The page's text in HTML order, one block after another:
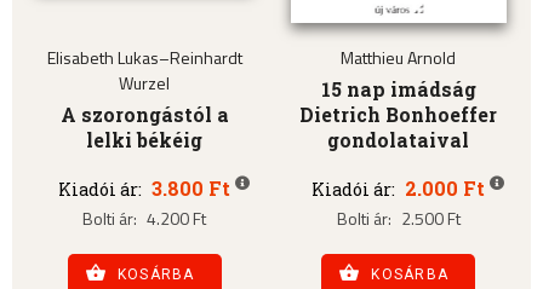
Elisabeth Lukas–Reinhardt
Wurzel
A szorongástól a
lelki békéig
Kiadói ár: 3.800 Ft
Bolti ár: 4.200 Ft
KOSÁRBA
Matthieu Arnold
15 nap imádság
Dietrich Bonhoeffer
gondolataival
Kiadói ár: 2.000 Ft
Bolti ár: 2.500 Ft
KOSÁRBA